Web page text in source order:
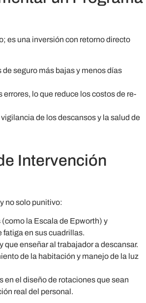
es una inversión con retorno directo
seguro más bajas y menos días
lo que reduce los costos de re-
de los descansos y la salud de
Intervención
no solo punitivo:
la Escala de Epworth) y
en sus cuadrillas.
que enseñar al trabajador a descansar.
de la habitación y manejo de la luz
en el diseño de rotaciones que sean
real del personal.